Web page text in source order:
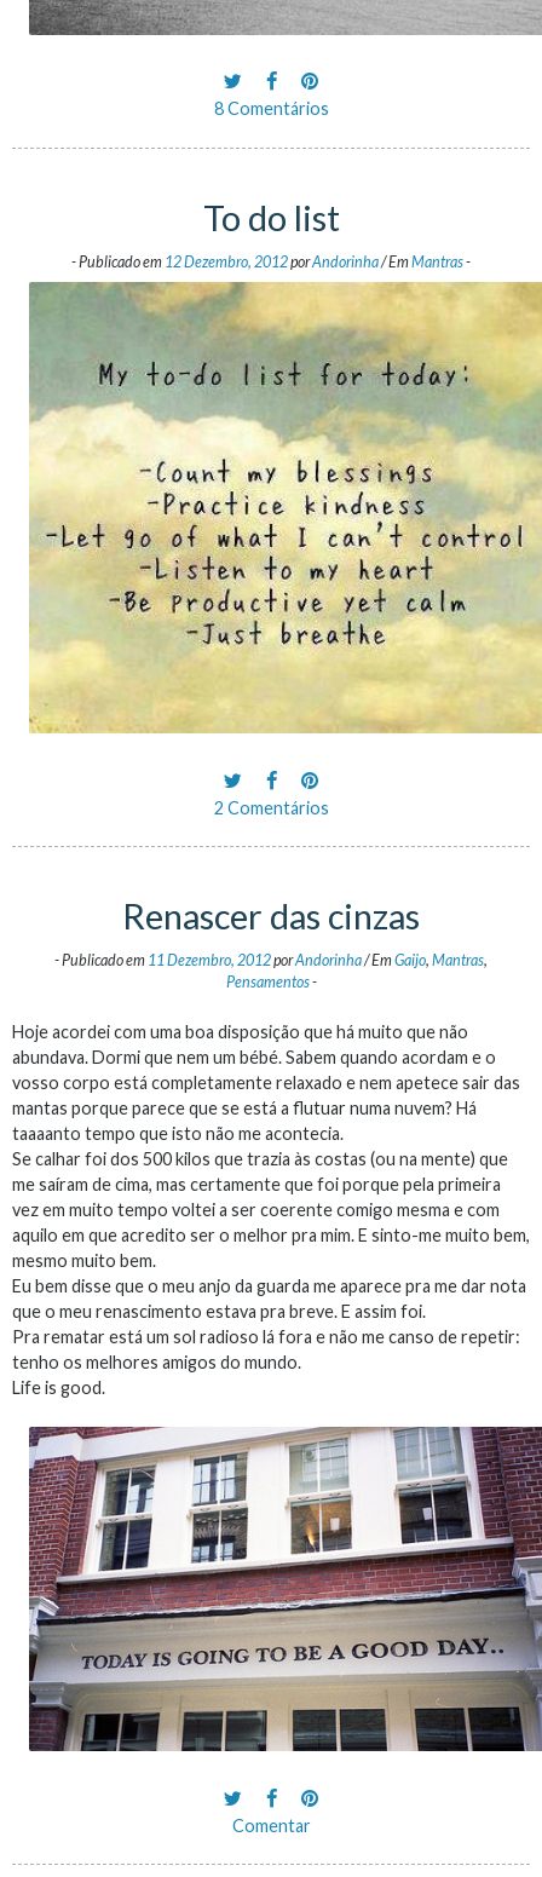
8 Comentários
To do list
-Publicado em 12 Dezembro, 2012porAndorinha/EmMantras-
2 Comentários
Renascer das cinzas
-Publicado em 11 Dezembro, 2012porAndorinha/EmGaijo, Mantras,
Pensamentos-
Hoje acordei com uma boa disposição que há muito que não
abundava. Dormi que nem um bébé. Sabem quando acordam e o
vosso corpo está completamente relaxado e nem apetece sair das
mantas porque parece que se está a flutuar numa nuvem? Há
taaaanto tempo que isto não me acontecia.
Se calhar foi dos 500 kilos que trazia às costas (ou na mente) que
me saíram de cima, mas certamente que foi porque pela primeira
vez em muito tempo voltei a ser coerente comigo mesma e com
aquilo em que acredito ser o melhor pra mim. E sinto-me muito bem,
mesmo muito bem.
Eu bem disse que o meu anjo da guarda me aparece pra me dar nota
que o meu renascimento estava pra breve. E assim foi.
Pra rematar está um sol radioso lá fora e não me canso de repetir:
tenho os melhores amigos do mundo.
Life is good.
Comentar